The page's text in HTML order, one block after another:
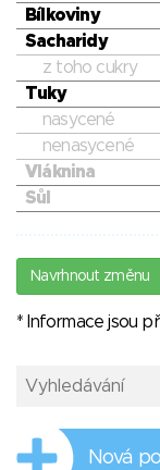
Bílkoviny
Sacharidy
z toho cukry
Tuky
nasycené
nenasycené
Vláknina
Sůl
Navrhnout změnu
* Informace jsou
Nová